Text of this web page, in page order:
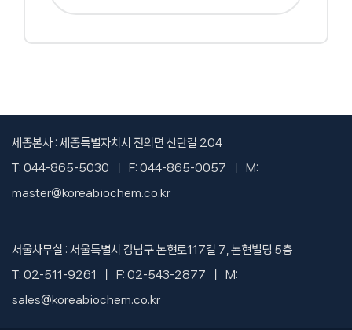
세종본사 : 세종특별자치시 전의면 산단길 204
T: 044-865-5030 ㅣ F: 044-865-0057 ㅣ M:
master@koreabiochem.co.kr
서울사무실 : 서울특별시 강남구 논현로117길 7, 논현빌딩 5층
T: 02-511-9261 ㅣ F: 02-543-2877 ㅣ M:
sales@koreabiochem.co.kr